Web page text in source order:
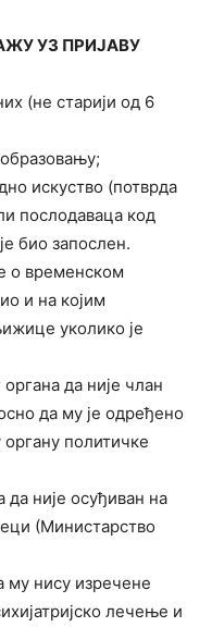
УЗ ПРИЈАВУ
(не старији од 6
искуство (потврда
послодаваца код
био запослен.
о временском
и на којим
уколико је
да није члан
да му је oдређено
политичке
није осуђиван на
(Министарство
му нису изречене
лечење и